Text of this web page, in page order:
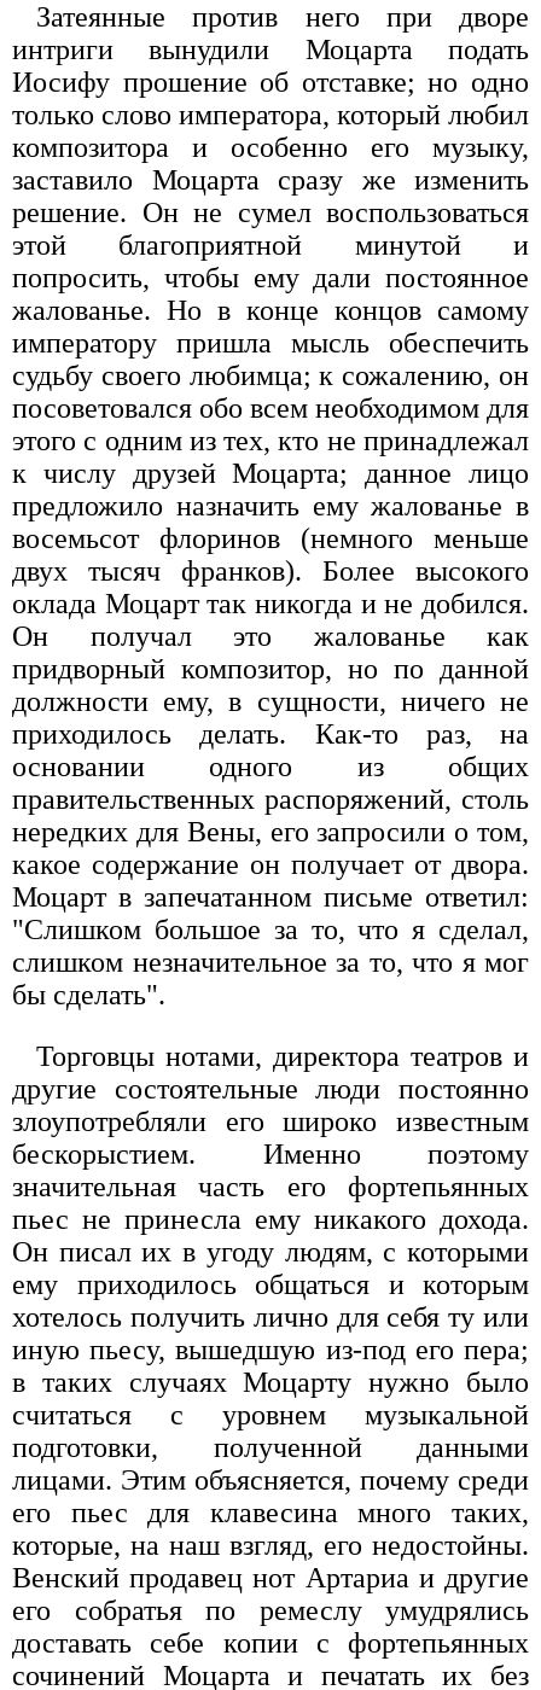
Затеянные против него при дворе
интриги вынудили Моцарта подать
Иосифу прошение об отставке; но одно
только слово императора, который любил
композитора и особенно его музыку,
заставило Моцарта сразу же изменить
решение. Он не сумел воспользоваться
этой благоприятной минутой и
попросить, чтобы ему дали постоянное
жалованье. Но в конце концов самому
императору пришла мысль обеспечить
судьбу своего любимца; к сожалению, он
посоветовался обо всем необходимом для
этого с одним из тех, кто не принадлежал
к числу друзей Моцарта; данное лицо
предложило назначить ему жалованье в
восемьсот флоринов (немного меньше
двух тысяч франков). Более высокого
оклада Моцарт так никогда и не добился.
Он получал это жалованье как
придворный композитор, но по данной
должности ему, в сущности, ничего не
приходилось делать. Как-то раз, на
основании одного из общих
правительственных распоряжений, столь
нередких для Вены, его запросили о том,
какое содержание он получает от двора.
Моцарт в запечатанном письме ответил:
"Слишком большое за то, что я сделал,
слишком незначительное за то, что я мог
бы сделать".
Торговцы нотами, директора театров и
другие состоятельные люди постоянно
злоупотребляли его широко известным
бескорыстием. Именно поэтому
значительная часть его фортепьянных
пьес не принесла ему никакого дохода.
Он писал их в угоду людям, с которыми
ему приходилось общаться и которым
хотелось получить лично для себя ту или
иную пьесу, вышедшую из-под его пера;
в таких случаях Моцарту нужно было
считаться с уровнем музыкальной
подготовки, полученной данными
лицами. Этим объясняется, почему среди
его пьес для клавесина много таких,
которые, на наш взгляд, его недостойны.
Венский продавец нот Артариа и другие
его собратья по ремеслу умудрялись
доставать себе копии с фортепьянных
сочинений Моцарта и печатать их без